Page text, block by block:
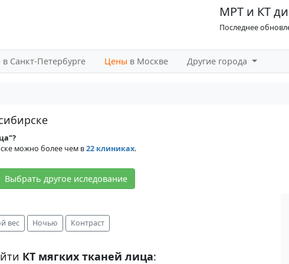
МРТ и КТ
Последнее
в Санкт-Петербурге Цены в Москве Другие города
можно более чем в22 клиниках.
Выбрать другое иследование
вес Ночью Контраст
КТ мягких тканей лица: